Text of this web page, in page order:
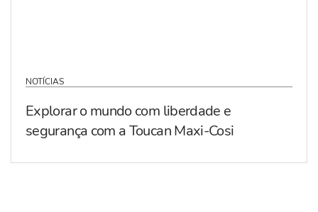
NOTÍCIAS
Explorar o mundo com liberdade e
segurança com a Toucan Maxi-Cosi